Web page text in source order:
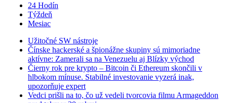
24 Hodín
Týždeň
Mesiac
Užitočné SW nástroje
Čínske hackerské a špionážne skupiny sú mimoriadne
aktívne: Zamerali sa na Venezuelu aj Blízky východ
Čierny rok pre krypto – Bitcoin či Ethereum skončili v
hlbokom mínuse. Stabilné investovanie vyzerá inak,
upozorňuje expert
Vedci prišli na to, čo už vedeli tvorcovia filmu Armageddon